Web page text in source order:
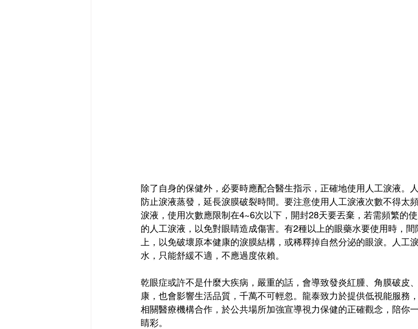
除了自身的保健外，必要時應配合醫生指示，正確地使用人工淚液。
防止淚液蒸發，延長淚膜破裂時間。要注意使用人工淚液次數不得太
淚液，使用次數應限制在4~6次以下，開封28天要丟棄，若需頻繁的
的人工淚液，以免對眼睛造成傷害。有2種以上的眼藥水要使用時，間
上，以免破壞原本健康的淚膜結構，或稀釋掉自然分泌的眼淚。人工
水，只能舒緩不適，不應過度依賴。
乾眼症或許不是什麼大疾病，嚴重的話，會導致發炎紅腫、角膜破皮
康，也會影響生活品質，千萬不可輕忽。龍泰致力於提供低視能服務
相關醫療機構合作，於公共場所加強宣導視力保健的正確觀念，陪你
睛彩。